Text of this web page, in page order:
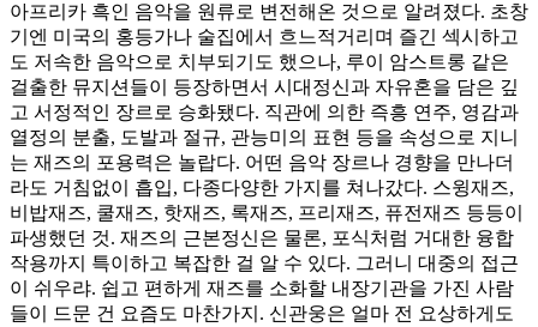
아프리카 흑인 음악을 원류로 변전해온 것으로 알려졌다. 초창
기엔 미국의 홍등가나 술집에서 흐느적거리며 즐긴 섹시하고
도 저속한 음악으로 치부되기도 했으나, 루이 암스트롱 같은
걸출한 뮤지션들이 등장하면서 시대정신과 자유혼을 담은 깊
고 서정적인 장르로 승화됐다. 직관에 의한 즉흥 연주, 영감과
열정의 분출, 도발과 절규, 관능미의 표현 등을 속성으로 지니
는 재즈의 포용력은 놀랍다. 어떤 음악 장르나 경향을 만나더
라도 거침없이 흡입, 다종다양한 가지를 쳐나갔다. 스윙재즈,
비밥재즈, 쿨재즈, 핫재즈, 록재즈, 프리재즈, 퓨전재즈 등등이
파생했던 것. 재즈의 근본정신은 물론, 포식처럼 거대한 융합
작용까지 특이하고 복잡한 걸 알 수 있다. 그러니 대중의 접근
이 쉬우랴. 쉽고 편하게 재즈를 소화할 내장기관을 가진 사람
들이 드문 건 요즘도 마찬가지. 신관웅은 얼마 전 요상하게도